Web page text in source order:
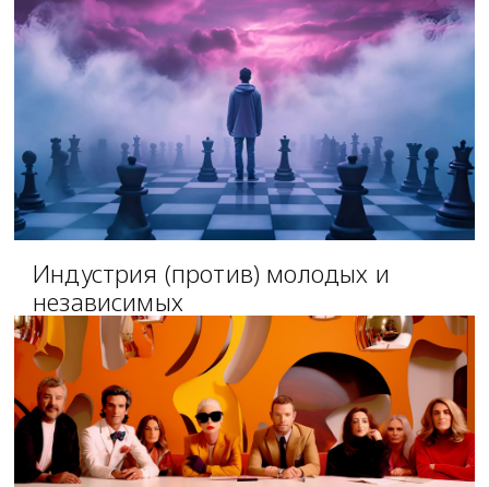
Индустрия (против) молодых и
независимых